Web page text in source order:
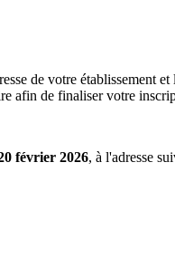
de votre établissement
afin de finaliser votre
février 2026, à l'adresse